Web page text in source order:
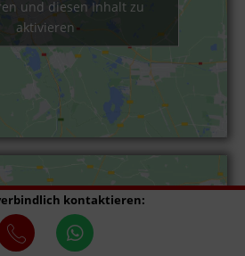
und diesen Inhalt zu
aktivieren
kontaktieren: